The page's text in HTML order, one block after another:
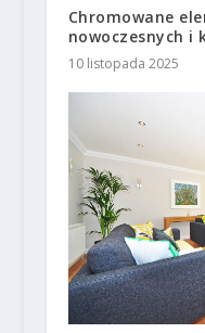
Chromowane
nowoczesnych i
10 listopada 2025